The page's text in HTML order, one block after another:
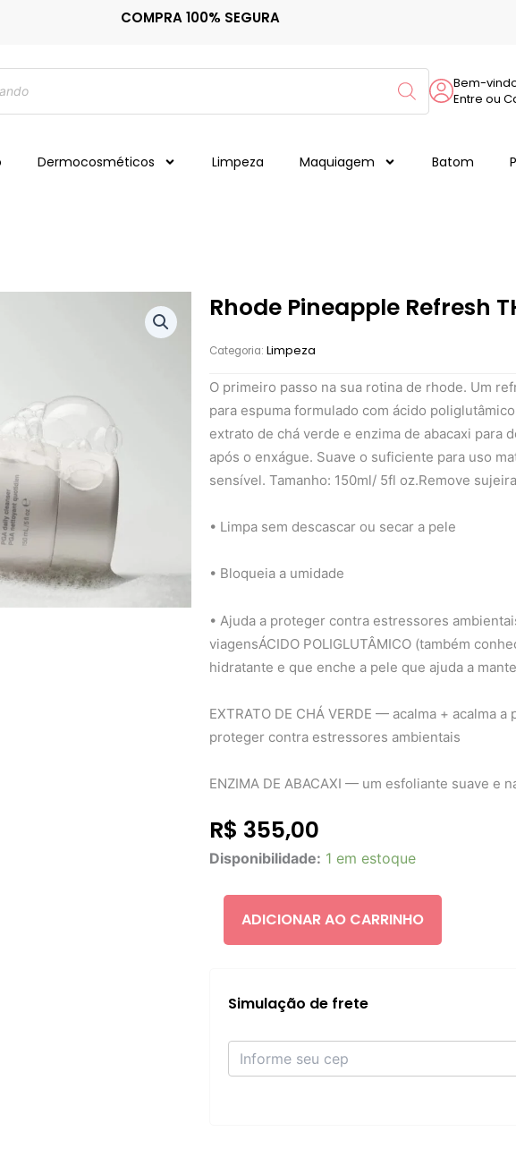
COMPRA 100% SEGURA
Bem-
Entre ou
Dermocosméticos Limpeza Maquiagem Batom
Rhode Pineapple Refresh
Categoria: Limpeza
O primeiro passo na sua rotina de rhode. Um
para espuma formulado com ácido
extrato de chá verde e enzima de abacaxi para
após o enxágue. Suave o suficiente para uso
sensível. Tamanho: 150ml/ 5fl oz.Remove
• Limpa sem descascar ou secar a pele
• Bloqueia a umidade
• Ajuda a proteger contra estressores
viagensÁCIDO POLIGLUTÂMICO (também
hidratante e que enche a pele que ajuda a
EXTRATO DE CHÁ VERDE — acalma + acalma
proteger contra estressores ambientais
ENZIMA DE ABACAXI — um esfoliante suave e
R$ 355,00
Disponibilidade: 1 em estoque
Rhode
Pineapple
DAILY
CLEANSER
ADICIONAR AO CARRINHO
Simulação de frete